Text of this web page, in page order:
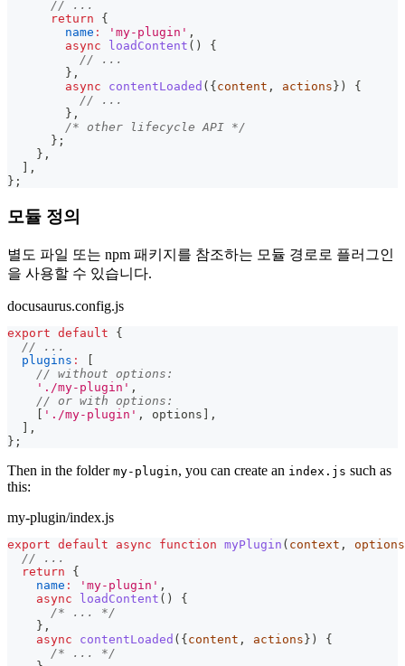
// ...
return
{
name : 'my-plugin' ,
async
loadContent ( )
{
// ...
} ,
async
contentLoaded ( { content , actions } )
{
// ...
} ,
/* other lifecycle API */
} ;
} ,
,
} ;
모듈 정의
별도 파일 또는 npm 패키지를 참조하는 모듈 경로로 플러그인
을 사용할 수 있습니다.
docusaurus.config.js
export default
{
// ...
plugins :
[
// without options:
'./my-plugin' ,
// or with options:
[ './my-plugin' , options ] ,
] ,
} ;
Then in the folder my-plugin, you can create an index.js such as
this:
my-plugin/index.js
export default async function myPlugin ( context ,
options
// ...
return
{
name : 'my-plugin' ,
async
loadContent ( )
{
/* ... */
} ,
async
contentLoaded ( {content , actions} )
{
/* ... */